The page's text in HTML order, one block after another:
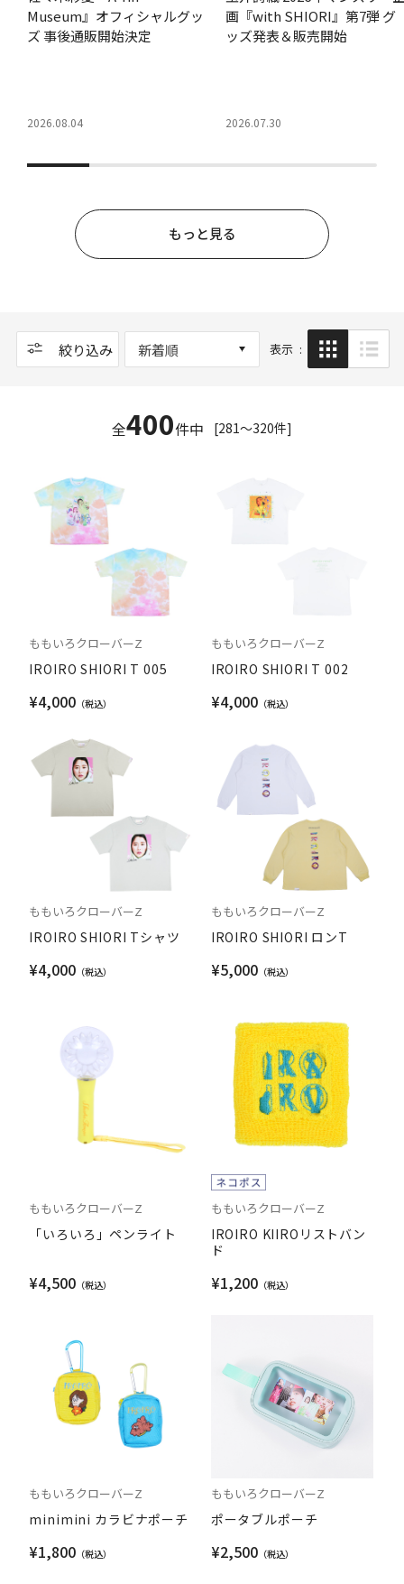
Museum』オフィシャルグッ
ズ 事後通販開始決定
2026.08.04
画『with SHIORI』第7弾 グ
ッズ発表＆販売開始
2026.07.30
もっと見る
絞り込み 表示
新着順
[281～320件]
全400件中
ももいろクローバーZ
IROIRO SHIORI T 005
¥4,000
ももいろクローバーZ
IROIRO SHIORI T 002
¥4,000
ももいろクローバーZ
IROIRO SHIORI Tシャツ
¥4,000
ももいろクローバーZ
IROIRO SHIORI ロンT
¥5,000
ももいろクローバーZ
「いろいろ」ペンライト
¥4,500
ももいろクローバーZ
IROIRO KIIROリストバン
ド
¥1,200
ももいろクローバーZ
minimini カラビナポーチ
¥1,800
ももいろクローバーZ
ポータブルポーチ
¥2,500